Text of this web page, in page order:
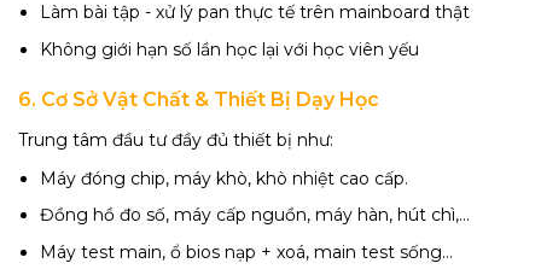
Làm bài tập - xử lý pan thực tế trên mainboard thật
Không giới hạn số lần học lại với học viên yếu
6. Cơ Sở Vật Chất & Thiết Bị Dạy Học
Trung tâm đầu tư đầy đủ thiết bị như:
Máy đóng chip, máy khò, khò nhiệt cao cấp.
Đồng hồ đo số, máy cấp nguồn, máy hàn, hút chì,...
Máy test main, ổ bios nạp + xoá, main test sống...